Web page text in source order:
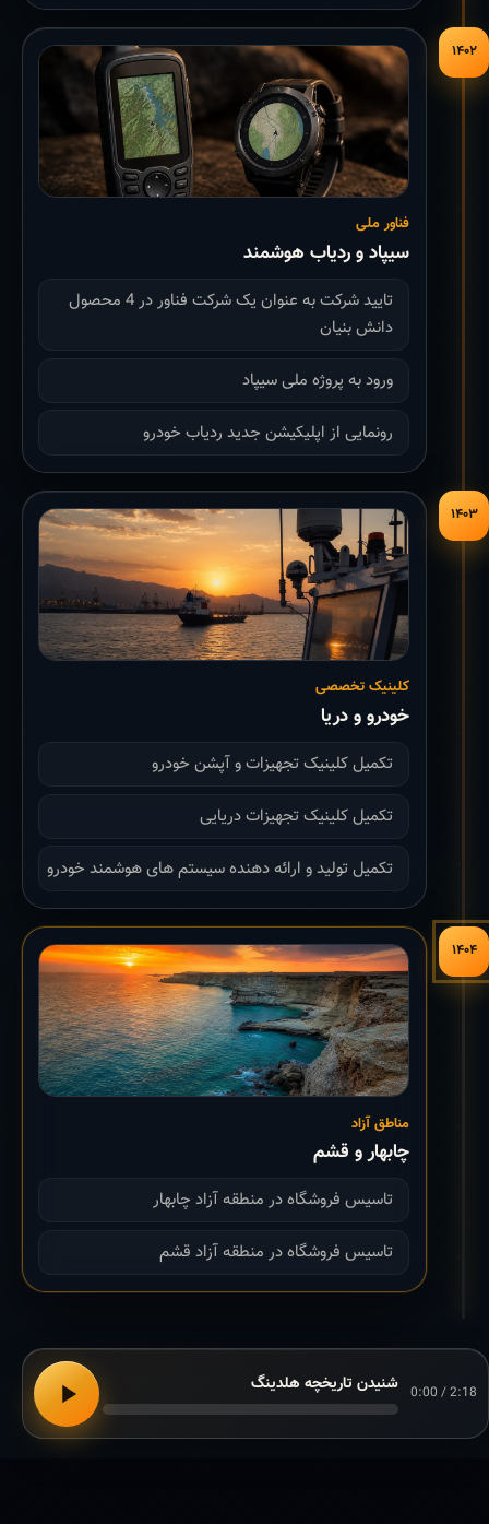
۱۴۰۲
فناور ملی
سیپاد و ردیاب هوشمند
تایید شرکت به عنوان یک شرکت فناور در 4 محصول
دانش بنیان
ورود به پروژه ملی سیپاد
رونمایی از اپلیکیشن جدید ردیاب خودرو
۱۴۰۳
کلینیک تخصصی
خودرو و دریا
تکمیل کلینیک تجهیزات و آپشن خودرو
تکمیل کلینیک تجهیزات دریایی
تکمیل تولید و ارائه دهنده سیستم های هوشمند خودرو
۱۴۰۴
مناطق آزاد
چابهار و قشم
تاسیس فروشگاه در منطقه آزاد چابهار
تاسیس فروشگاه در منطقه آزاد قشم
0:00 / 2:18 شنیدن تاریخچه هلدینگ